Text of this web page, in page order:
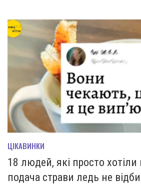
ЦІКАВИНКИ
18 людей, які просто хотіли
подача страви ледь не